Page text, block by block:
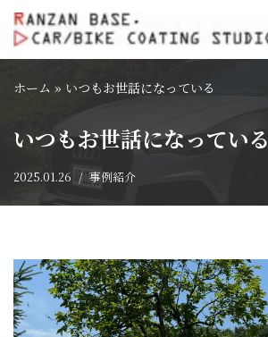
コ
テ
ツ
ス
キ
ホーム » いつもお世話になっている
いつもお世話になっている
2025.01.26 事例紹介